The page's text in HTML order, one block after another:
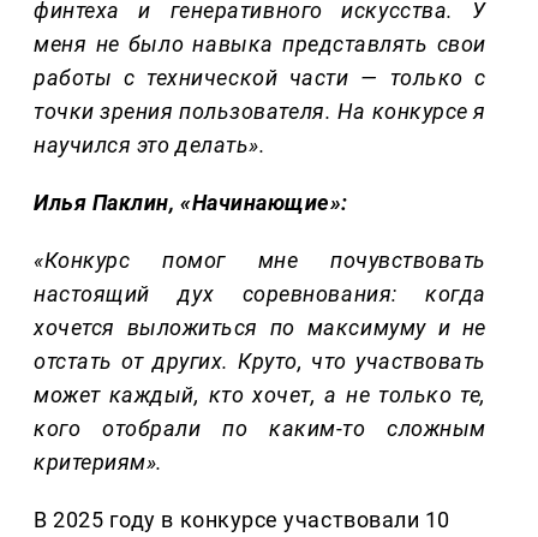
финтеха и генеративного искусства. У
меня не было навыка представлять свои
работы с технической части — только с
точки зрения пользователя. На конкурсе я
научился это делать».
Илья Паклин, «Начинающие»:
«Конкурс помог мне почувствовать
настоящий дух соревнования: когда
хочется выложиться по максимуму и не
отстать от других. Круто, что участвовать
может каждый, кто хочет, а не только те,
кого отобрали по каким‑то сложным
критериям».
В 2025 году в конкурсе участвовали 10